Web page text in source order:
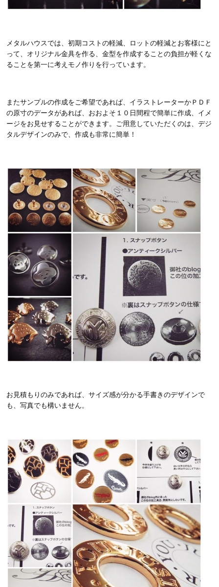
メタルハウスでは、初期コストの軽減、ロットの軽減とお客様にと
って、オリジナル金具を作る、金型を作成することの負担が軽くな
ることを第一に考えモノ作りを行っています。
またサンプルの作成をご希望であれば、イラストレーターかＰＤＦ
の原寸のデータがあれば、おおよそ１０日間程で簡単に作成、イメ
ージをお見せすることができます。ご用意していただくのは、デジ
タルデザインのみで、作成も非常に簡単！
お見積もりのみであれば、サイズ感が分かる手書きのデザインで
も、写真でも構いません。